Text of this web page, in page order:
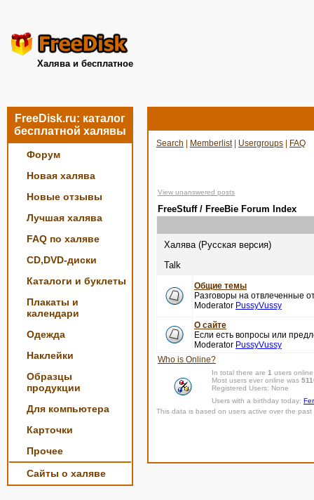
Халява и бесплатное
FreeDisk.ru: каталог
бесплатной халявы
Форум
Новая халява
Новые отзывы
Лучшая халява
FAQ по халяве
CD,DVD-диски
Каталоги и буклеты
Плакаты и
календари
Одежда
Наклейки
Образцы
продукции
Для компьютера
Карточки
Прочее
Сайты о халяве
Search Memberlist| Usergroups FAQ
View unanswered posts
FreeStuff / FreeBie Forum Index
Халява (Русская версия)
Talk
Общие темы
Разговоры на отвлеченные
Moderator PussyVussy
О сайте
Если есть вопросы или
Moderator PussyVussy
Who is Online?
In total there are 1 users
Most users ever online was
Registered Users: None
Users with a birthday today:
This data is based on users active over the past